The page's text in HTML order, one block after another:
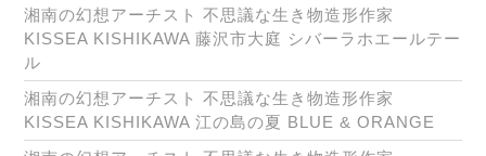
湘南の幻想アーチスト 不思議な生き物造形作家
KISSEA KISHIKAWA 藤沢市大庭 シバーラホエールテー
ル
湘南の幻想アーチスト 不思議な生き物造形作家
KISSEA KISHIKAWA 江の島の夏 BLUE & ORANGE